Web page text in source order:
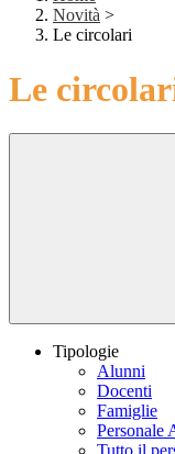
Novità >
Le circolari
Le
Tipologie
Alunni
Docenti
Famiglie
Personale